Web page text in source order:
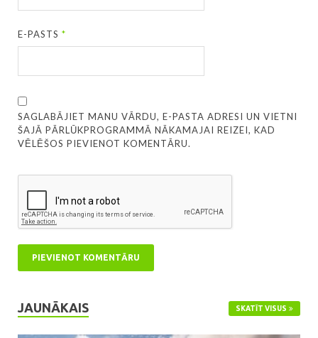
E-PASTS*
SAGLABĀJIET MANU VĀRDU, E-PASTA ADRESI UN VIETNI
ŠAJĀ PĀRLŪKPROGRAMMĀ NĀKAMAJAI REIZEI, KAD
VĒLĒŠOS PIEVIENOT KOMENTĀRU.
JAUNĀKAIS SKATĪT VISUS